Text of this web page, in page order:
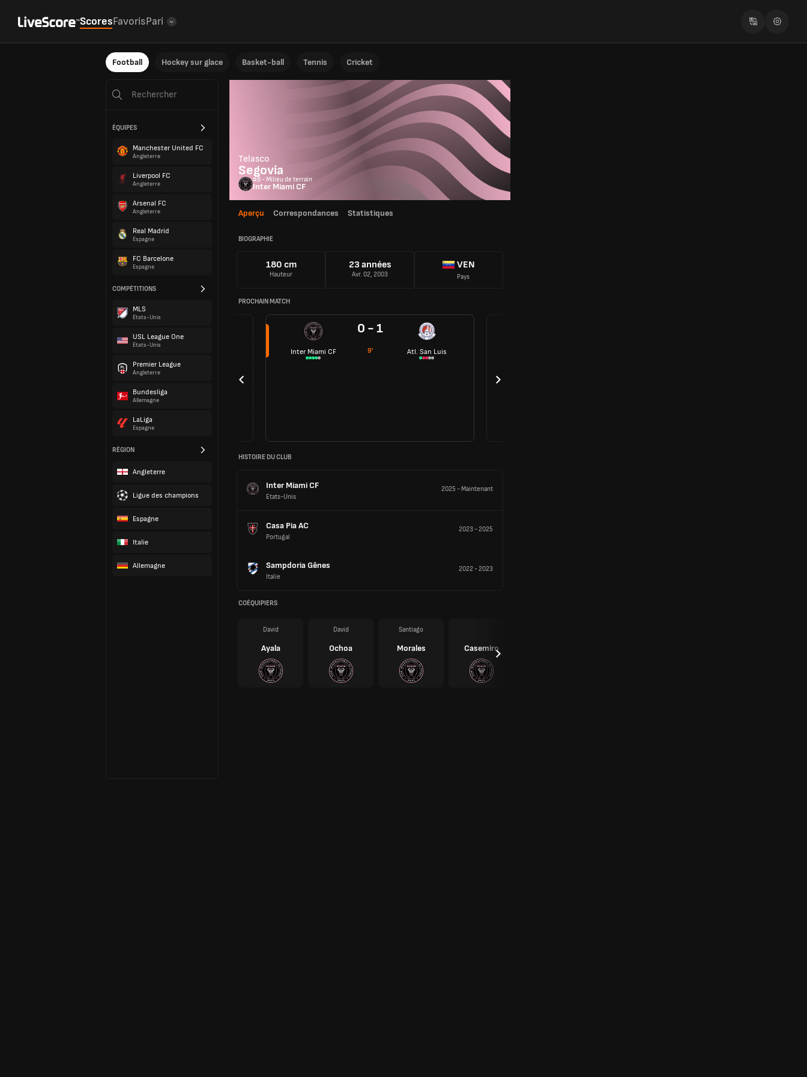
ScoresFavorisPari
Football Hockey sur glace Basket-ball Tennis Cricket
ÉQUIPES
Manchester United FC
Angleterre
Liverpool FC
Angleterre
Arsenal FC
Angleterre
Real Madrid
Espagne
FC Barcelone
Espagne
COMPÉTITIONS
MLS
États-Unis
USL League One
États-Unis
Premier League
Angleterre
Bundesliga
Allemagne
LaLiga
Espagne
RÉGION
Angleterre
Ligue des champions
Espagne
Italie
Allemagne
Telasco
Segovia
#8 - Milieu de terrain
Inter Miami CF
Aperçu Correspondances Statistiques
BIOGRAPHIE
180 cm
Hauteur
23 années
Avr. 02, 2003
VEN
Pays
PROCHAIN MATCH
Inter Miami CF
0 - 1
9' Atl. San Luis
HISTOIRE DU CLUB
Inter Miami CF
Etats-Unis
2025 - Maintenant
Casa Pia AC
Portugal
2023-2025
Sampdoria Gênes
Italie
2022-2023
COÉQUIPIERS
David
Ayala
David
Ochoa
Santiago
Morales Casemiro